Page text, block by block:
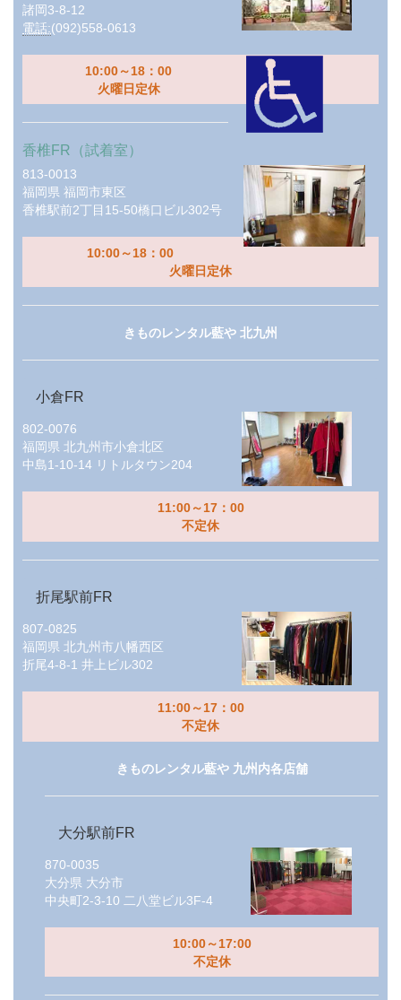
諸岡3-8-12
電話:(092)558-0613
10:00～18：00
火曜日定休
香椎FR（試着室）
813-0013
福岡県 福岡市東区
香椎駅前2丁目15-50橋口ビル302号
10:00～18：00
火曜日定休
きものレンタル藍や 北九州
小倉FR
802-0076
福岡県 北九州市小倉北区
中島1-10-14 リトルタウン204
11:00～17：00
不定休
折尾駅前FR
807-0825
福岡県 北九州市八幡西区
折尾4-8-1 井上ビル302
11:00～17：00
不定休
きものレンタル藍や 九州内各店舗
大分駅前FR
870-0035
大分県 大分市
中央町2-3-10 二八堂ビル3F-4
10:00～17:00
不定休